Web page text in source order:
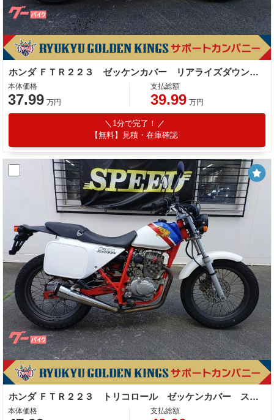
ホンダ ＦＴＲ２２３ ゼッケンカバー リアライズダウンマフラー グラブバー装備
本体価格
37.99 万円
支払総額
39.99 万円
1分で完了！
【無料】見積・在庫確認
ホンダ ＦＴＲ２２３ トリコロール ゼッケンカバー スーパートラップマフラー
本体価格 支払総額